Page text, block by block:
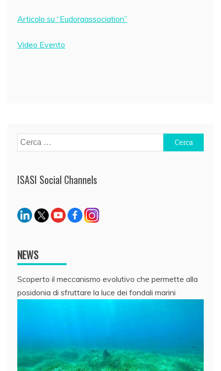
Articolo su “Eudoraassociation”
Video Evento
Ricerca
per:
ISASI Social Channels
NEWS
Scoperto il meccanismo evolutivo che permette alla
posidonia di sfruttare la luce dei fondali marini